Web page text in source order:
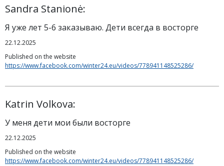
Sandra Stanionė:
Я уже лет 5-6 заказываю. Дети всегда в восторге
22.12.2025
Published on the website
https://www.facebook.com/winter24.eu/videos/778941148525286/
Katrin Volkova:
У меня дети мои были восторге
22.12.2025
Published on the website
https://www.facebook.com/winter24.eu/videos/778941148525286/